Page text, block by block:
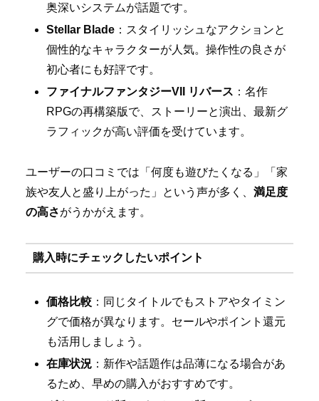
奥深いシステムが話題です。
Stellar Blade ：スタイリッシュなアクションと
個性的なキャラクターが人気。操作性の良さが
初心者にも好評です。
ファイナルファンタジーVII リバース ：名作
RPGの再構築版で、ストーリーと演出、最新グ
ラフィックが高い評価を受けています。
ユーザーの口コミでは「何度も遊びたくなる」「家
族や友人と盛り上がった」という声が多く、 満足度
の高さがうかがえます。
購入時にチェックしたいポイント
価格比較 ：同じタイトルでもストアやタイミン
グで価格が異なります。セールやポイント還元
も活用しましょう。
在庫状況 ：新作や話題作は品薄になる場合があ
るため、早めの購入がおすすめです。